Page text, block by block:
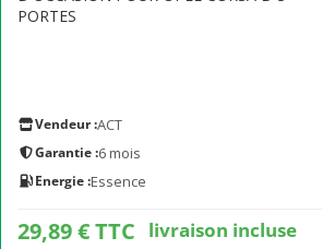
PORTES
Vendeur :ACT
Garantie :6 mois
Energie :Essence
29,89 € TTC livraison incluse